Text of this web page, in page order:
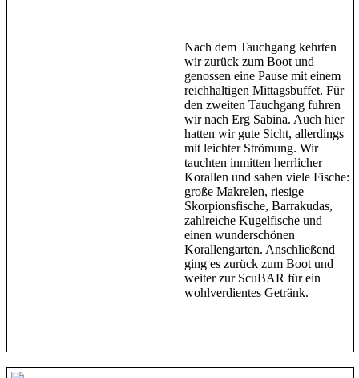
Nach dem Tauchgang kehrten
wir zurück zum Boot und
genossen eine Pause mit einem
reichhaltigen Mittagsbuffet. Für
den zweiten Tauchgang fuhren
wir nach Erg Sabina. Auch hier
hatten wir gute Sicht, allerdings
mit leichter Strömung. Wir
tauchten inmitten herrlicher
Korallen und sahen viele Fische:
große Makrelen, riesige
Skorpionsfische, Barrakudas,
zahlreiche Kugelfische und
einen wunderschönen
Korallengarten. Anschließend
ging es zurück zum Boot und
weiter zur ScuBAR für ein
wohlverdientes Getränk.